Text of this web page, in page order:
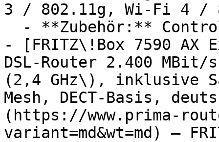
3 / 802.11g, Wi-Fi 4 /
- [FRITZ\!Box 7590
DSL-Router 2.400
(2,4 GHz\), inklusive
Mesh, DECT-Basis,
(https://www.prima-
variant=md&wt=md) —